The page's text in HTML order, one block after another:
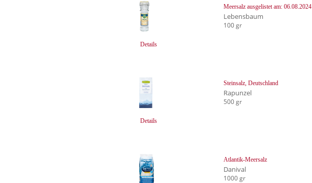
Details
Meersalz ausgelistet am: 06.08.2024
Lebensbaum
100 gr
Details
Steinsalz, Deutschland
Rapunzel
500 gr
Atlantik-Meersalz
Danival
1000 gr